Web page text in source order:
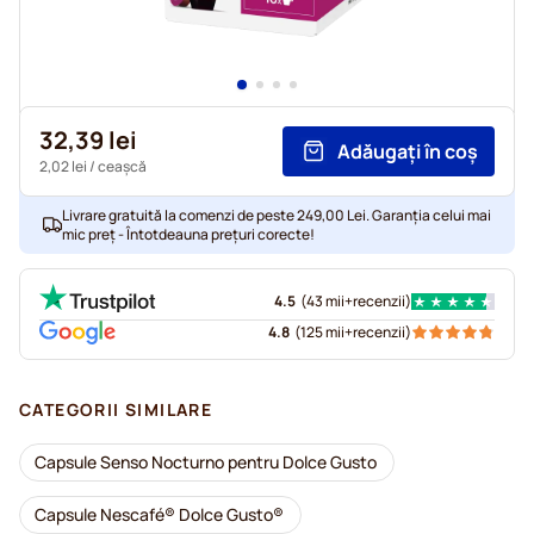
32,39 lei
2,02 lei / ceașcă
Adăugați în coș
Livrare gratuită la comenzi de peste 249,00 Lei. Garanția celui mai
mic preț - Întotdeauna prețuri corecte!
4.5 (43 mii+recenzii)
4.8 (125 mii+recenzii)
CATEGORII SIMILARE
Capsule Senso Nocturno pentru Dolce Gusto
Capsule Nescafé® Dolce Gusto®